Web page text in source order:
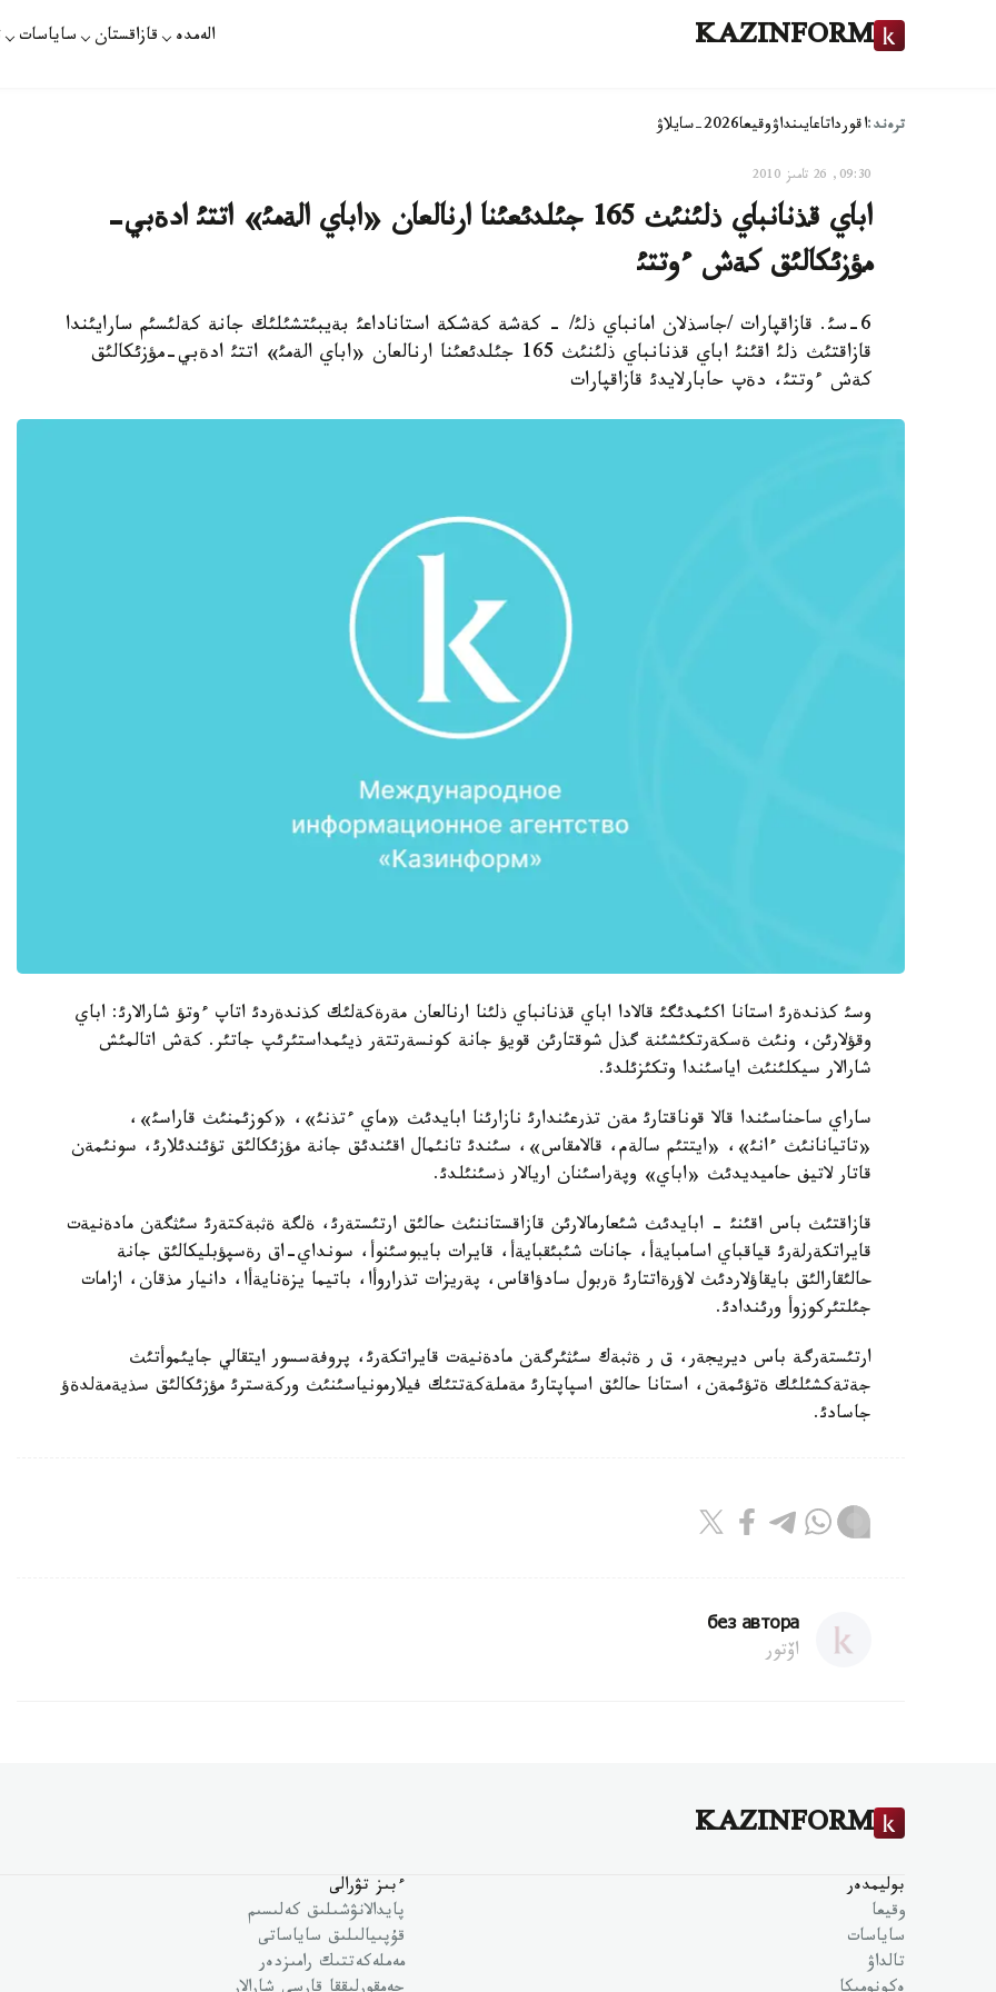
KAZINFORM الەمدە قازاقستان ساياسات
ترەند:اقورداتاعايىنداۋوقيعا2026-سايلاۋ
09:30, 26 تامىز 2010
اباي قذنانباي ذلئنئث 165 جئلدئعئنا ارنالعان «اباي الةمئ» اتتئ ادةبي-
مؤزئكالئق كةش ءوتتئ
6-سئ. قازاقپارات /جاسذلان امانباي ذلئ/ - كةشة كةشكة استاناداعئ بةيبئتشئلئك جانة كةلئسئم سارايئندا
قازاقتئث ذلئ اقئنئ اباي قذنانباي ذلئنئث 165 جئلدئعئنا ارنالعان «اباي الةمئ» اتتئ ادةبي-مؤزئكالئق
كةش ءوتتئ، دةپ حابارلايدئ قازاقپارات
وسئ كذندةرئ استانا اكئمدئگئ قالادا اباي قذنانباي ذلئنا ارنالعان مةرةكةلئك كذندةردئ اتاپ ءوتؤ شارالارئ: اباي
وقؤلارئن، ونئث ةسكةرتكئشئنة گذل شوقتارئن قويؤ جانة كونسةرتتةر ذيئمداستئرئپ جاتئر. كةش اتالمئش
شارالار سيكلئنئث اياسئندا وتكئزئلدئ.
ساراي ساحناسئندا قالا قوناقتارئ مةن تذرعئندارئ نازارئنا ابايدئث «ماي ءتذنئ»، «كوزئمنئث قاراسئ»،
«تاتيانانئث ءانئ»، «ايتتئم سالةم، قالامقاس»، سئندئ تانئمال اقئندئق جانة مؤزئكالئق تؤئندئلارئ، سونئمةن
قاتار لاتيف حاميديدئث «اباي» وپةراسئنان اريالار ذسئنئلدئ.
قازاقتئث باس اقئنئ - ابايدئث شئعارمالارئن قازاقستاننئث حالئق ارتئستةرئ، ةلگة ةثبةكتةرئ سئثگةن مادةنيةت
قايراتكةرلةرئ قياقباي اسامبايةأ، جانات شئبئقبايةأ، قايرات بايبوسئنوأ، سونداي-اق رةسپؤبليكالئق جانة
حالئقارالئق بايقاؤلاردئث لاؤرةاتتارئ ةربول سادؤاقاس، پةريزات تذراروأا، باتيما يزةنايةأا، دانيار مذقان، ازامات
جئلتئركوزوأ ورئندادئ.
ارتئستةرگة باس ديريجةر، ق ر ةثبةك سئثئرگةن مادةنيةت قايراتكةرئ، پروفةسسور ايتقالي جايئموأتئث
جةتةكشئلئك ةتؤئمةن، استانا حالئق اسپاپتارئ مةملةكةتتئك فيلارمونياسئنئث وركةسترئ مؤزئكالئق سذيةمةلدةؤ
جاسادئ.
без автора
اۆتور
KAZINFORM
بوليمدەر
وقيعا
ساياسات
تالداۋ
ءبىز تۋرالى
پايدالانۋشىلىق كەلىسىم
قۇپىيالىلىق ساياساتى
مەملەكەتتىك رامىزدەر